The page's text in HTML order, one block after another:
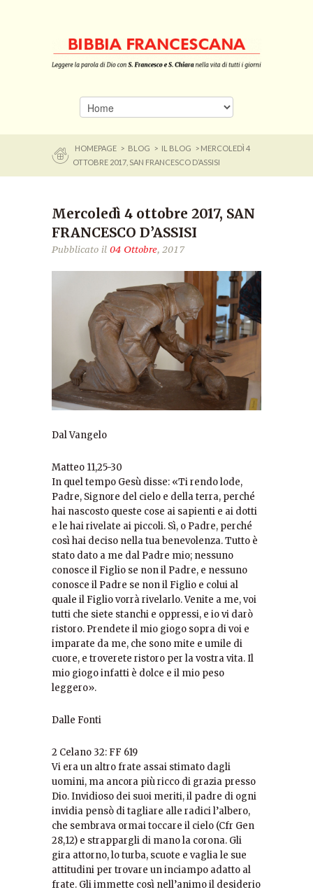
HOMEPAGE > BLOG > IL BLOG
> MERCOLEDÌ 4
OTTOBRE 2017, SAN FRANCESCO D’ASSISI
Mercoledì 4 ottobre 2017, SAN
FRANCESCO D’ASSISI
Pubblicato il 04 Ottobre, 2017
Dal Vangelo
Matteo 11,25-30
In quel tempo Gesù disse: «Ti rendo lode,
Padre, Signore del cielo e della terra, perché
hai nascosto queste cose ai sapienti e ai dotti
e le hai rivelate ai piccoli. Sì, o Padre, perché
così hai deciso nella tua benevolenza. Tutto è
stato dato a me dal Padre mio; nessuno
conosce il Figlio se non il Padre, e nessuno
conosce il Padre se non il Figlio e colui al
quale il Figlio vorrà rivelarlo. Venite a me, voi
tutti che siete stanchi e oppressi, e io vi darò
ristoro. Prendete il mio giogo sopra di voi e
imparate da me, che sono mite e umile di
cuore, e troverete ristoro per la vostra vita. Il
mio giogo infatti è dolce e il mio peso
leggero».
Dalle Fonti
2 Celano 32: FF 619
Vi era un altro frate assai stimato dagli
uomini, ma ancora più ricco di grazia presso
Dio. Invidioso dei suoi meriti, il padre di ogni
invidia pensò di tagliare alle radici l’albero,
che sembrava ormai toccare il cielo (Cfr Gen
28,12) e strappargli di mano la corona. Gli
gira attorno, lo turba, scuote e vaglia le sue
attitudini per trovare un inciampo adatto al
frate. Gli immette così nell’animo il desiderio